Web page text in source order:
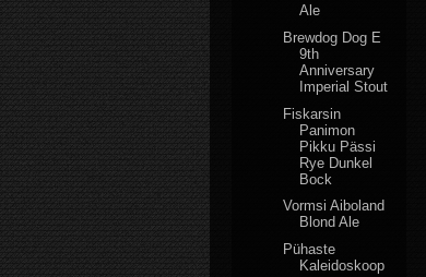
Ale
Brewdog Dog E
9th
Anniversary
Imperial Stout
Fiskarsin
Panimon
Pikku Pässi
Rye Dunkel
Bock
Vormsi Aiboland
Blond Ale
Pühaste
Kaleidoskoop